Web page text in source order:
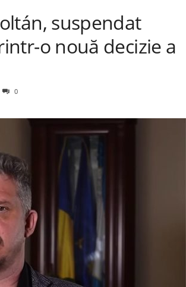
suspendat
o nouă decizie a
0